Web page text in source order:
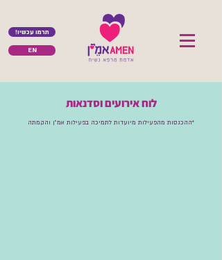
!תרמו עכשיו
EN
לוח אירועים וסדנאות
*ההכנסות מהפעילות מיועדות לתמיכה בפעילות אמ״ן והקמתה